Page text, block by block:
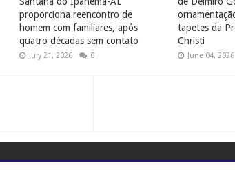
proporciona reencontro de
homem com familiares, após
quatro décadas sem contato
July 21, 2026 0
tapetes da
Christi
June 04, 2026